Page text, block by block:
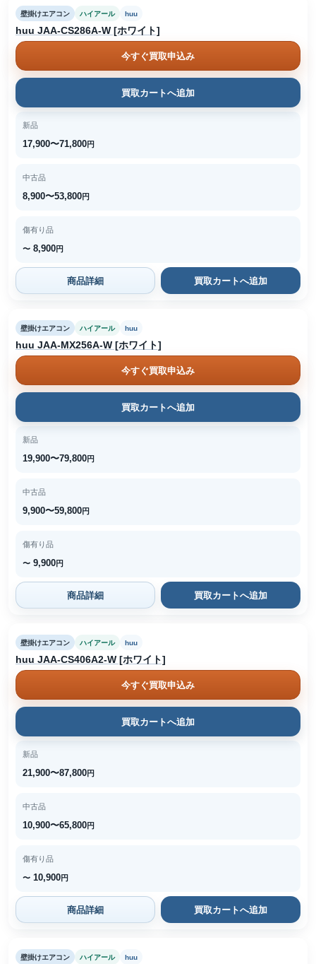
壁掛けエアコン ハイアール huu
huu JAA-CS286A-W [ホワイト]
今すぐ買取申込み
買取カートへ追加
新品
17,900〜71,800円
中古品
8,900〜53,800円
傷有り品
〜 8,900円
商品詳細 買取カートへ追加
壁掛けエアコン ハイアール huu
huu JAA-MX256A-W [ホワイト]
今すぐ買取申込み
買取カートへ追加
新品
19,900〜79,800円
中古品
9,900〜59,800円
傷有り品
〜 9,900円
商品詳細 買取カートへ追加
壁掛けエアコン ハイアール huu
huu JAA-CS406A2-W [ホワイト]
今すぐ買取申込み
買取カートへ追加
新品
21,900〜87,800円
中古品
10,900〜65,800円
傷有り品
〜 10,900円
商品詳細 買取カートへ追加
壁掛けエアコン ハイアール huu